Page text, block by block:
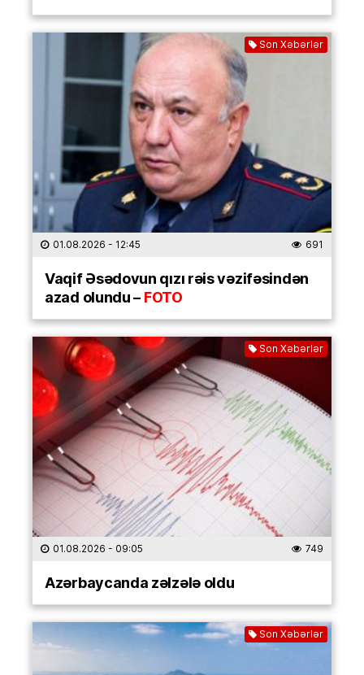
Son Xəbərlər
01.08.2026 - 12:45 691
Vaqif Əsədovun qızı rəis vəzifəsindən
azad olundu –FOTO
Son Xəbərlər
01.08.2026 - 09:05 749
Azərbaycanda zəlzələ oldu
Son Xəbərlər